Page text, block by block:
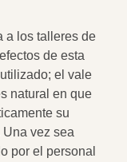
a los talleres de
de esta
el vale
natural en que
su
vez sea
por el personal